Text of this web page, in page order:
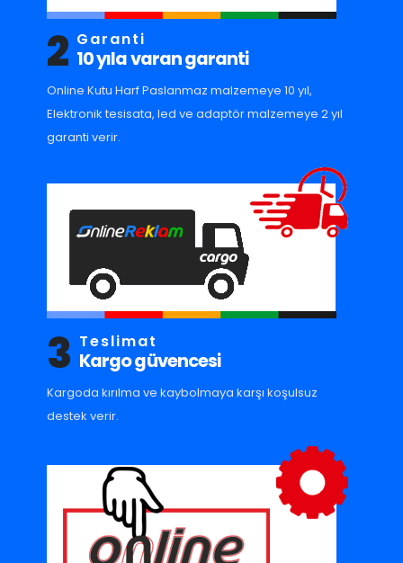
2 Garanti
10 yıla varan garanti
Online Kutu Harf Paslanmaz malzemeye 10 yıl,
Elektronik tesisata, led ve adaptör malzemeye 2 yıl
garanti verir.
3 Teslimat
Kargo güvencesi
Kargoda kırılma ve kaybolmaya karşı koşulsuz
destek verir.